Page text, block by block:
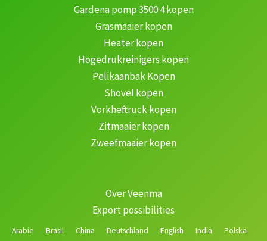
Gardena pomp 3500 4 kopen
Grasmaaier kopen
Heater kopen
Hogedrukreinigers kopen
Pelikaanbak Kopen
Shovel kopen
Vorkheftruck kopen
Zitmaaier kopen
Zweefmaaier kopen
Over Veenma
Export possibilities
Arabie Brasil China Deutschland English India Polska